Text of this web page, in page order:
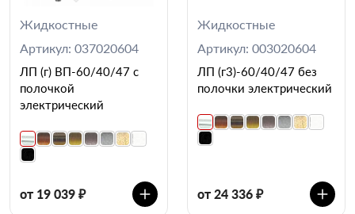
Жидкостные
Артикул: 037020604
ЛП (г) ВП-60/40/47 с
полочкой
электрический
от 19 039 ₽
Жидкостные
Артикул: 003020604
ЛП (г3)-60/40/47 без
полочки электрический
от 24 336 ₽